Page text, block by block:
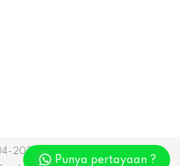
Punya pertayaan ?
2026.